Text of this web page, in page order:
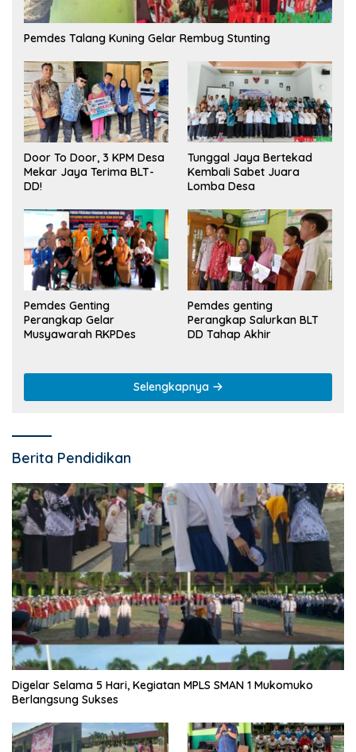
Pemdes Talang Kuning Gelar Rembug Stunting
Door To Door, 3 KPM Desa
Mekar Jaya Terima BLT-
DD!
Tunggal Jaya Bertekad
Kembali Sabet Juara
Lomba Desa
Pemdes Genting
Perangkap Gelar
Musyawarah RKPDes
Pemdes genting
Perangkap Salurkan BLT
DD Tahap Akhir
Selengkapnya
Berita Pendidikan
Digelar Selama 5 Hari, Kegiatan MPLS SMAN 1 Mukomuko
Berlangsung Sukses